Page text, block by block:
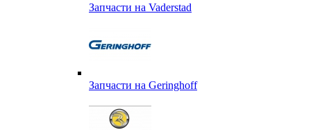
Запчасти на Vaderstad
Запчасти на Geringhoff